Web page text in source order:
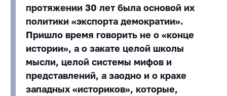
протяжении 30 лет была основой их
политики «экспорта демократии».
Пришло время говорить не о «конце
истории», а о закате целой школы
мысли, целой системы мифов и
представлений, а заодно и о крахе
западных «историков», которые,